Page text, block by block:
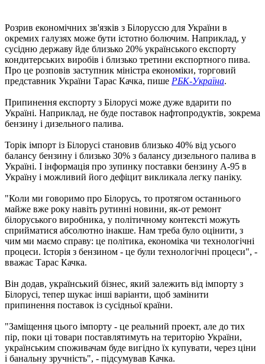
Розрив економічних зв'язків з Білоруссю для України в
окремих галузях може бути істотно болючим. Наприклад, у
сусідню державу йде близько 20% українського експорту
кондитерських виробів і близько третини експортного пива.
Про це розповів заступник міністра економіки, торговий
представник України Тарас Качка, пише РБК-Україна.
Припинення експорту з Білорусі може дуже вдарити по
Україні. Наприклад, не буде поставок нафтопродуктів, зокрема
бензину і дизельного палива.
Торік імпорт із Білорусі становив близько 40% від усього
балансу бензину і близько 30% з балансу дизельного палива в
Україні. І інформація про зупинку поставки бензину А-95 в
Україну і можливий його дефіцит викликала легку паніку.
"Коли ми говоримо про Білорусь, то протягом останнього
майже вже року навіть рутинні новини, як-от ремонт
білоруського виробника, у політичному контексті можуть
сприйматися абсолютно інакше. Нам треба було оцінити, з
чим ми маємо справу: це політика, економіка чи технологічні
процеси. Історія з бензином - це були технологічні процеси", -
вважає Тарас Качка.
Він додав, український бізнес, який залежить від імпорту з
Білорусі, тепер шукає інші варіанти, щоб замінити
припинення поставок із сусідньої країни.
"Заміщення цього імпорту - це реальний проект, але до тих
пір, поки ці товари поставлятимуть на територію України,
українським споживачам буде вигідно їх купувати, через ціни
і банальну зручність", - підсумував Качка.